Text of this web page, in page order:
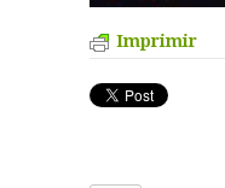
Imprimir